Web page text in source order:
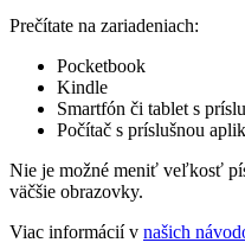
Prečítate na zariadeniach:
Pocketbook
Kindle
Smartfón či tablet s
Počítač s príslušnou
Nie je možné meniť veľkosť
väčšie obrazovky.
Viac informácií v našich